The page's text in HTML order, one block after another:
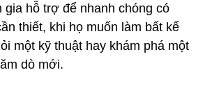
gia hỗ trợ để nhanh chóng có
thiết, khi họ muốn làm bất kể
một kỹ thuật hay khám phá một
dò mới.